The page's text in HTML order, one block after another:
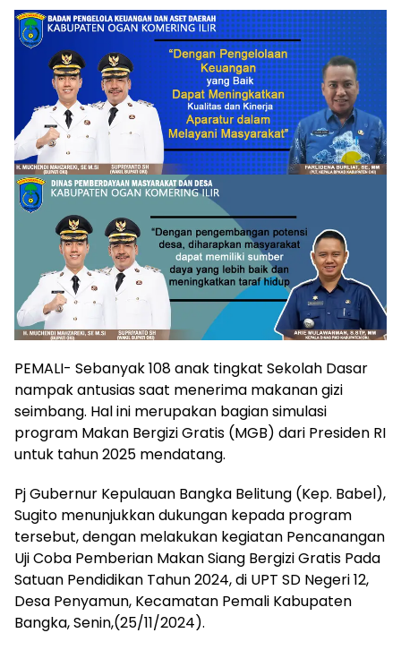
PEMALI- Sebanyak 108 anak tingkat Sekolah Dasar
nampak antusias saat menerima makanan gizi
seimbang. Hal ini merupakan bagian simulasi
program Makan Bergizi Gratis (MGB) dari Presiden RI
untuk tahun 2025 mendatang.
Pj Gubernur Kepulauan Bangka Belitung (Kep. Babel),
Sugito menunjukkan dukungan kepada program
tersebut, dengan melakukan kegiatan Pencanangan
Uji Coba Pemberian Makan Siang Bergizi Gratis Pada
Satuan Pendidikan Tahun 2024, di UPT SD Negeri 12,
Desa Penyamun, Kecamatan Pemali Kabupaten
Bangka, Senin,(25/11/2024).